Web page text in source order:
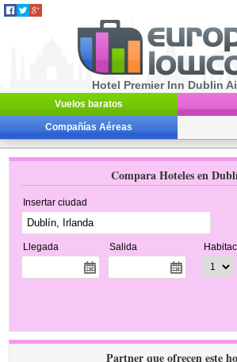
Hotel Premier Inn Dublin
Vuelos baratos
Compañías Aéreas
Compara Hoteles en
Insertar ciudad
Llegada Salida
Partner que ofrecen este